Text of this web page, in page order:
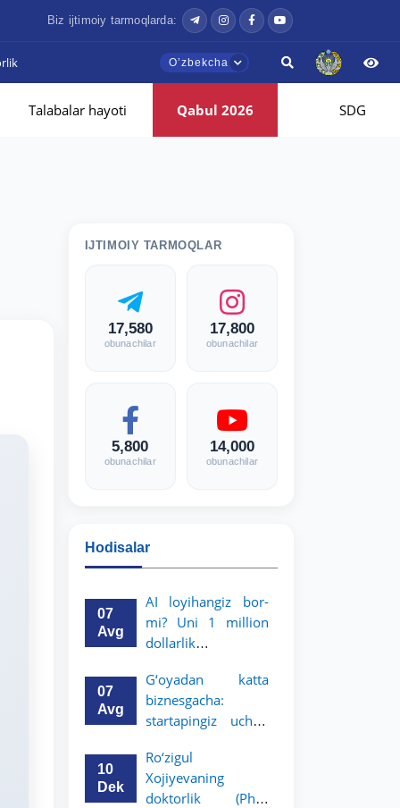
Biz ijtimoiy tarmoqlarda:
Oʼzbekcha
Talabalar hayoti Qabul 2026 SDG
IJTIMOIY TARMOQLAR
17,580
obunachilar
17,800
obunachilar
5,800
obunachilar
14,000
obunachilar
Hodisalar
07
Avg
AI loyihangiz bor-
mi? Uni 1 million
dollarlik
aylantiring!
07
Avg
G‘oyadan katta
biznesgacha:
startapingiz uchun
imkoniyat!
10
Dek
Ro‘zigul
Xojiyevaning
doktorlik (PhD)